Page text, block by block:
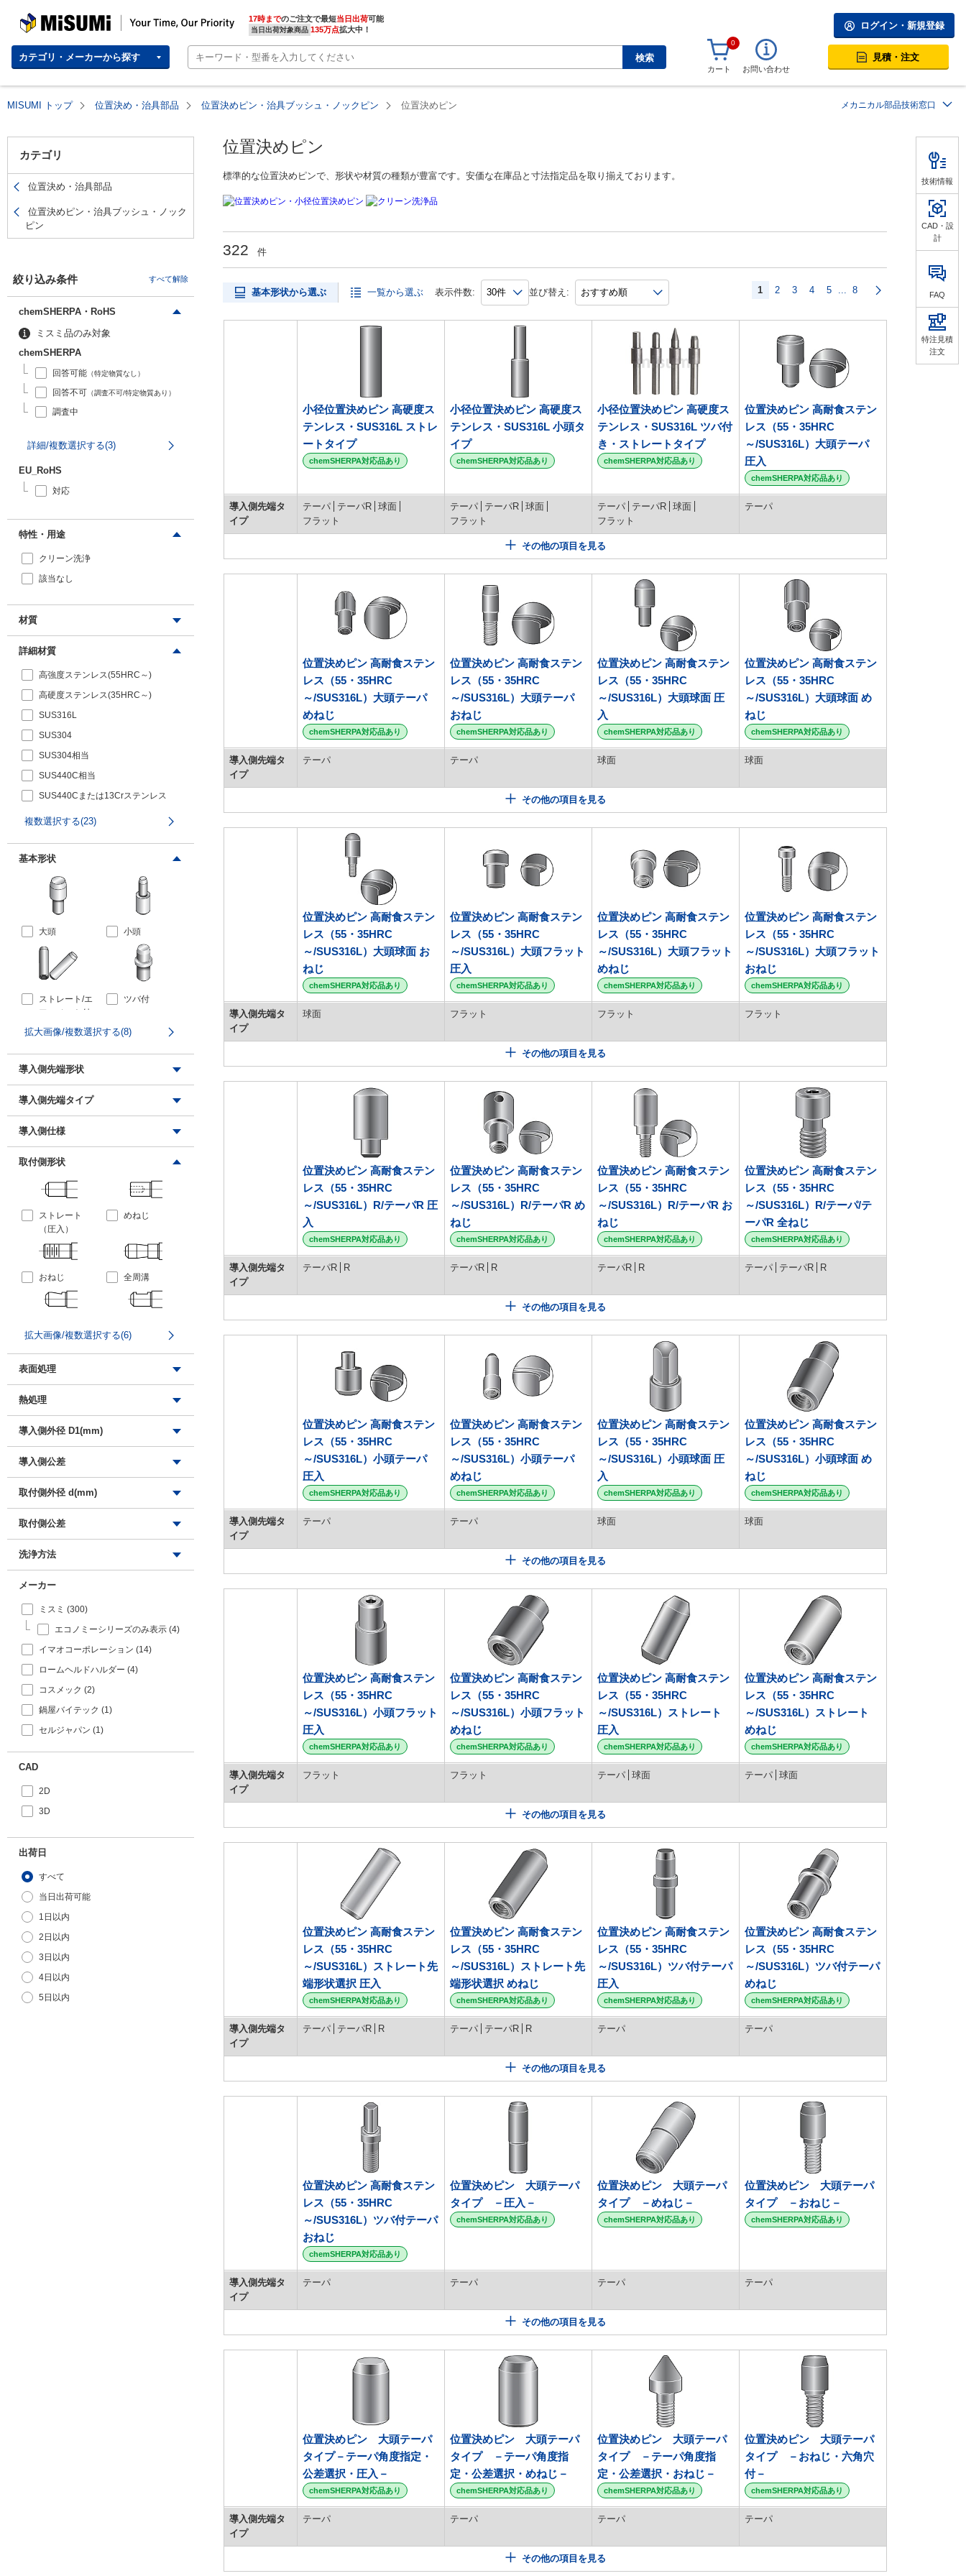
MISUMI | Your Time, Our Priority 17時までのご注文で最短当日出荷
当日出荷対象商品 135万点拡大中！
カテゴリ・メーカーから探す 検索
ログイン・新規登録
0
カート お問い合わせ
見積・注文
MISUMI トップ 位置決め・治具部品 位置決めピン・治具ブッシュ・ノックピン 位置決めピン メカニカル部品技術窓口
カテゴリ
位置決め・治具部品
位置決めピン・治具ブッシュ・ノック
ピン
絞り込み条件 すべて解除
chemSHERPA・RoHS
ミスミ品のみ対象
chemSHERPA
回答可能 （特定物質なし）
回答不可 （調査不可/特定物質あり）
調査中
詳細/複数選択する(3)
EU_RoHS
対応
特性・用途
クリーン洗浄
該当なし
材質
ステンレス
詳細材質
高強度ステンレス(55HRC～)
高硬度ステンレス(35HRC～)
SUS316L
SUS304
SUS304相当
SUS440C相当
SUS440Cまたは13Crステンレス
SK95・SK4(相当含む)
S45C(相当含む)
SCM415
SCM435
SKD11(相当含む)
SKD61
SUJ2(相当含む)
A2017
MCナイロン
ベークライト
ポリアセタール
導電性MCナイロンCDR2
導電性MCナイロンCDR6
SUS316
複数選択する(23)
基本形状
大頭 小頭
ストレート/エ
アーベント付
ツバ付
2段付 ストレート
拡大画像/複数選択する(8)
導入側先端形状
拡大画像/複数選択する(3)
導入側先端タイプ
パ
テーパR R
拡大画像/複数選択する(8)
導入側仕様
付
六角穴付 マイナス溝付
めねじ付
拡大画像/複数選択する(5)
取付側形状
ストレート
（圧入）
めねじ
おねじ 全周溝
拡大画像/複数選択する(6)
表面処理
無電解ニッケルメッキ
硬質クロムメッキ+バフ研磨
イソナイト処理
複数選択する(9)
熱処理
ズブ焼入
導入側外径 D1(mm)
2
3.5
4.5
4.94
5
5.94
6
7
8
10
11
12
12.2
12.5
13
13.5
14
15
16
16.5
[0.9-80/0.1mm単位]
[0.5-35/0.01mm単位]
[3-25/0.5mm
単位]
[2-6/1
導入側公差
-0.01/-0.05
-0.01/-0.02
0/-0.3
0/-0.02
p6
f7
h7
h9
複数選択する(20)
取付側外径 d(mm)
3
6S
6T
8S
10T
11
11.9
12
12S
12T
13
13T
13.9
外形図/複数選択する(48)
[1-3/0.1mm単位]
[10-32/0.1mm単位]
取付側公差
-0.01/-0.03
k6
n6
p6
f7
h7
複数選択する(19)
洗浄方法
洗浄無し
メーカー
ミスミ (300)
エコノミーシリーズのみ表示 (4)
イマオコーポレーション (14)
ロームヘルドハルダー (4)
コスメック (2)
鍋屋バイテック (1)
セルジャパン (1)
CAD
2D
3D
出荷日
すべて
当日出荷可能
1日以内
2日以内
3日以内
4日以内
5日以内
位置決めピン
標準的な位置決めピンで、形状や材質の種類が豊富です。安価な在庫品と寸法指定品を取り揃えております。
322 件
基本形状から選ぶ 一覧から選ぶ 表示件数: 並び替え: 1 2 3 4 5 8
小径位置決めピン 高硬度ス
テンレス・SUS316L ストレ
ートタイプ
chemSHERPA対応品あり
小径位置決めピン 高硬度ス
テンレス・SUS316L 小頭タ
イプ
chemSHERPA対応品あり
小径位置決めピン 高硬度ス
テンレス・SUS316L ツバ付
き・ストレートタイプ
chemSHERPA対応品あり
位置決めピン 高耐食ステン
レス（55・35HRC
～/SUS316L）大頭テーパ
圧入
chemSHERPA対応品あり
導入側先端タ
イプ
テーパ テーパR 球面
フラット
テーパ テーパR 球面
フラット
テーパ テーパR 球面
フラット
テーパ
その他の項目を見る
位置決めピン 高耐食ステン
レス（55・35HRC
～/SUS316L）大頭テーパ
めねじ
chemSHERPA対応品あり
位置決めピン 高耐食ステン
レス（55・35HRC
～/SUS316L）大頭テーパ
おねじ
chemSHERPA対応品あり
位置決めピン 高耐食ステン
レス（55・35HRC
～/SUS316L）大頭球面 圧
入
chemSHERPA対応品あり
位置決めピン 高耐食ステン
レス（55・35HRC
～/SUS316L）大頭球面 め
ねじ
chemSHERPA対応品あり
導入側先端タ
イプ
テーパ テーパ 球面 球面
その他の項目を見る
位置決めピン 高耐食ステン
レス（55・35HRC
～/SUS316L）大頭球面 お
ねじ
chemSHERPA対応品あり
位置決めピン 高耐食ステン
レス（55・35HRC
～/SUS316L）大頭フラット
圧入
chemSHERPA対応品あり
位置決めピン 高耐食ステン
レス（55・35HRC
～/SUS316L）大頭フラット
めねじ
chemSHERPA対応品あり
位置決めピン 高耐食ステン
レス（55・35HRC
～/SUS316L）大頭フラット
おねじ
chemSHERPA対応品あり
導入側先端タ
イプ
球面 フラット フラット フラット
その他の項目を見る
位置決めピン 高耐食ステン
レス（55・35HRC
～/SUS316L）R/テーパR 圧
入
chemSHERPA対応品あり
位置決めピン 高耐食ステン
レス（55・35HRC
～/SUS316L）R/テーパR め
ねじ
chemSHERPA対応品あり
位置決めピン 高耐食ステン
レス（55・35HRC
～/SUS316L）R/テーパR お
ねじ
chemSHERPA対応品あり
位置決めピン 高耐食ステン
レス（55・35HRC
～/SUS316L）R/テーパ/テ
ーパR 全ねじ
chemSHERPA対応品あり
導入側先端タ
イプ
テーパR R テーパR R テーパR R テーパ テーパR R
その他の項目を見る
位置決めピン 高耐食ステン
レス（55・35HRC
～/SUS316L）小頭テーパ
圧入
chemSHERPA対応品あり
位置決めピン 高耐食ステン
レス（55・35HRC
～/SUS316L）小頭テーパ
めねじ
chemSHERPA対応品あり
位置決めピン 高耐食ステン
レス（55・35HRC
～/SUS316L）小頭球面 圧
入
chemSHERPA対応品あり
位置決めピン 高耐食ステン
レス（55・35HRC
～/SUS316L）小頭球面 め
ねじ
chemSHERPA対応品あり
導入側先端タ
イプ
テーパ テーパ 球面 球面
その他の項目を見る
位置決めピン 高耐食ステン
レス（55・35HRC
～/SUS316L）小頭フラット
圧入
chemSHERPA対応品あり
位置決めピン 高耐食ステン
レス（55・35HRC
～/SUS316L）小頭フラット
めねじ
chemSHERPA対応品あり
位置決めピン 高耐食ステン
レス（55・35HRC
～/SUS316L）ストレート
圧入
chemSHERPA対応品あり
位置決めピン 高耐食ステン
レス（55・35HRC
～/SUS316L）ストレート
めねじ
chemSHERPA対応品あり
導入側先端タ
イプ
フラット フラット テーパ 球面 テーパ 球面
その他の項目を見る
位置決めピン 高耐食ステン
レス（55・35HRC
～/SUS316L）ストレート先
端形状選択 圧入
chemSHERPA対応品あり
位置決めピン 高耐食ステン
レス（55・35HRC
～/SUS316L）ストレート先
端形状選択 めねじ
chemSHERPA対応品あり
位置決めピン 高耐食ステン
レス（55・35HRC
～/SUS316L）ツバ付テーパ
圧入
chemSHERPA対応品あり
位置決めピン 高耐食ステン
レス（55・35HRC
～/SUS316L）ツバ付テーパ
めねじ
chemSHERPA対応品あり
導入側先端タ
イプ
テーパ テーパR R テーパ テーパR R テーパ テーパ
その他の項目を見る
位置決めピン 高耐食ステン
レス（55・35HRC
～/SUS316L）ツバ付テーパ
おねじ
chemSHERPA対応品あり
位置決めピン 大頭テーパ
タイプ －圧入－
chemSHERPA対応品あり
位置決めピン 大頭テーパ
タイプ －めねじ－
chemSHERPA対応品あり
位置決めピン 大頭テーパ
タイプ －おねじ－
chemSHERPA対応品あり
導入側先端タ
イプ
テーパ テーパ テーパ テーパ
その他の項目を見る
位置決めピン 大頭テーパ
タイプ－テーパ角度指定・
公差選択・圧入－
chemSHERPA対応品あり
位置決めピン 大頭テーパ
タイプ －テーパ角度指
定・公差選択・めねじ－
chemSHERPA対応品あり
位置決めピン 大頭テーパ
タイプ －テーパ角度指
定・公差選択・おねじ－
chemSHERPA対応品あり
位置決めピン 大頭テーパ
タイプ －おねじ・六角穴
付－
chemSHERPA対応品あり
導入側先端タ
イプ
テーパ テーパ テーパ テーパ
その他の項目を見る
技術情報
CAD・設
計
FAQ
特注見積
注文